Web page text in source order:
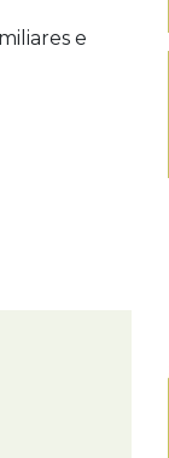
e